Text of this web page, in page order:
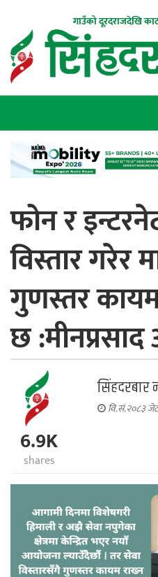
गाउँको दूरदराजदेखि
फोन र
विस्तार गरेर
गुणस्तर कायम
छ :मीनप्रसाद
वि.सं.२०८३
6.9K
shares